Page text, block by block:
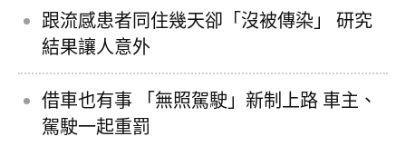
跟流感患者同住幾天卻「沒被傳染」 研究
結果讓人意外
借車也有事 「無照駕駛」新制上路 車主、
駕駛一起重罰